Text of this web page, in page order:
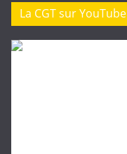
e
-
La CGT sur YouTube